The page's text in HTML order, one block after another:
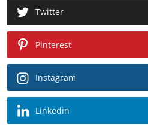
Twitter
Pinterest
Instagram
Linkedin